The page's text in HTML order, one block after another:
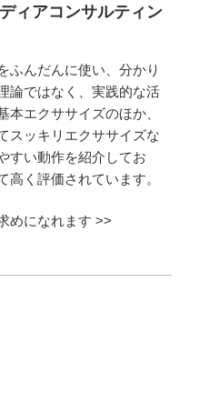
ィアコンサルティン
ふんだんに使い、分かり
論ではなく、実践的な活
本エクササイズのほか、
スッキリエクササイズな
すい動作を紹介してお
高く評価されています。
めになれます >>